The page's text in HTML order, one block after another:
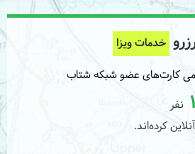
خدمات ویزا
کارت‌های عضو شبکه شتاب
نفر
کرده‌اند.